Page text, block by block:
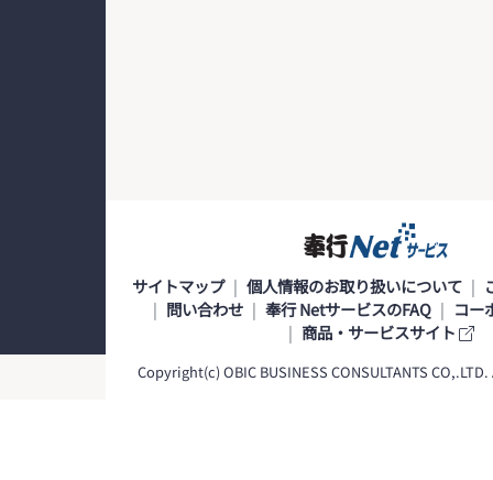
サイトマップ 個人情報のお取り扱いについて
問い合わせ
奉行 NetサービスのFAQ
コー
商品・サービスサイト
Copyright(c) OBIC BUSINESS CONSULTANTS